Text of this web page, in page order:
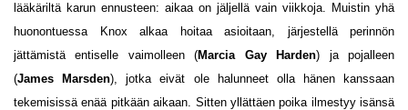
lääkäriltä karun ennusteen: aikaa on jäljellä vain viikkoja. Muistin yhä
huonontuessa Knox alkaa hoitaa asioitaan, järjestellä perinnön
jättämistä entiselle vaimolleen (Marcia Gay Harden) ja pojalleen
(James Marsden), jotka eivät ole halunneet olla hänen kanssaan
tekemisissä enää pitkään aikaan. Sitten yllättäen poika ilmestyy isänsä